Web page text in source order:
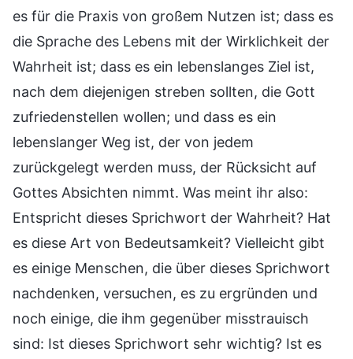
es für die Praxis von großem Nutzen ist; dass es
die Sprache des Lebens mit der Wirklichkeit der
Wahrheit ist; dass es ein lebenslanges Ziel ist,
nach dem diejenigen streben sollten, die Gott
zufriedenstellen wollen; und dass es ein
lebenslanger Weg ist, der von jedem
zurückgelegt werden muss, der Rücksicht auf
Gottes Absichten nimmt. Was meint ihr also:
Entspricht dieses Sprichwort der Wahrheit? Hat
es diese Art von Bedeutsamkeit? Vielleicht gibt
es einige Menschen, die über dieses Sprichwort
nachdenken, versuchen, es zu ergründen und
noch einige, die ihm gegenüber misstrauisch
sind: Ist dieses Sprichwort sehr wichtig? Ist es